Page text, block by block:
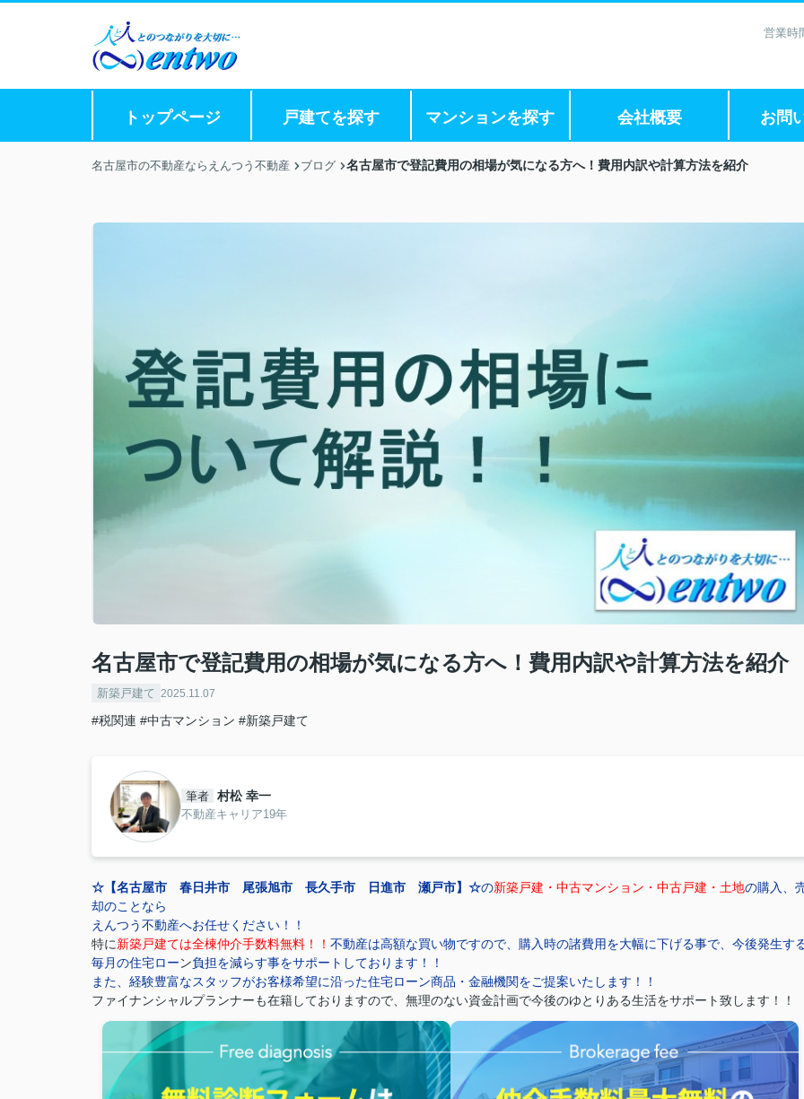
営業時
トップページ 戸建てを探す マンションを探す 会社概要 お問
名古屋市の不動産ならえんつう不動産 ブログ 名古屋市で登記費用の相場が気になる方へ！費用内訳や計算方法を紹介
名古屋市で登記費用の相場が気になる方へ！費用内訳や計算方法を紹介
新築戸建て 2025.11.07
#税関連 #中古マンション #新築戸建て
筆者 村松 幸一
不動産キャリア19年
☆【名古屋市 春日井市 尾張旭市 長久手市 日進市 瀬戸市】☆の新築戸建・中古マンション・中古戸建・土地の購入、
却のことなら
えんつう不動産へお任せください！！
特に新築戸建ては全棟仲介手数料無料！！ 不動産は高額な買い物ですので、購入時の諸費用を大幅に下げる事で、今後発生す
毎月の住宅ローン負担を減らす事をサポートしております！！
また、経験豊富なスタッフがお客様希望に沿った住宅ローン商品・金融機関をご提案いたします！！
ファイナンシャルプランナーも在籍しておりますので、無理のない資金計画で今後のゆとりある生活をサポート致します！！